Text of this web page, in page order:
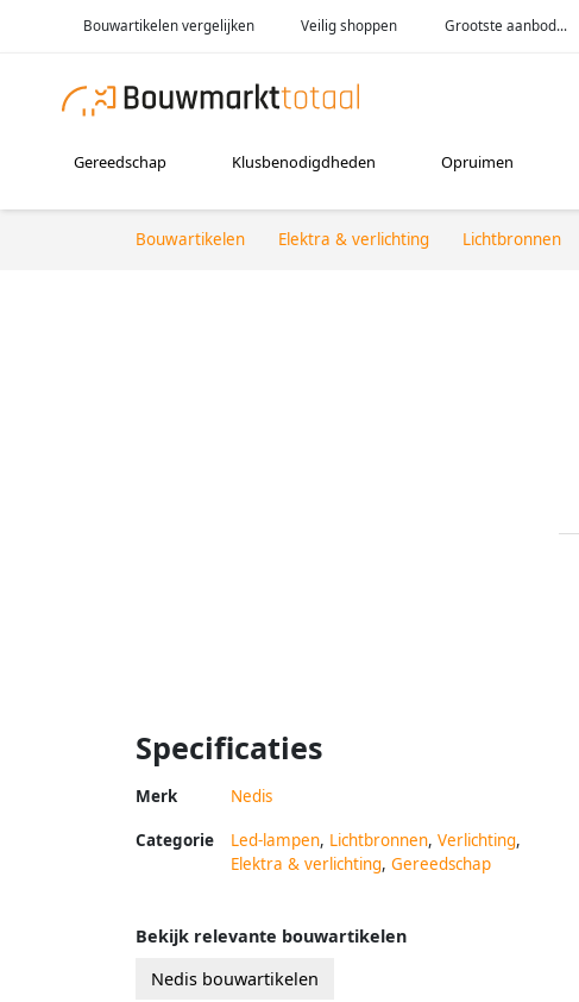
Bouwartikelen vergelijken Veilig shoppen Grootste aanbod...
Gereedschap Klusbenodigdheden Opruimen
Bouwartikelen Elektra & verlichting Lichtbronnen
Specificaties
Merk Nedis
Categorie Led-lampen, Lichtbronnen, Verlichting,
Elektra & verlichting, Gereedschap
Bekijk relevante bouwartikelen
Nedis bouwartikelen